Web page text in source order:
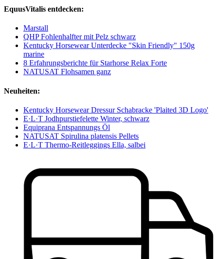
EquusVitalis entdecken:
Marstall
QHP Fohlenhalfter mit Pelz schwarz
Kentucky Horsewear Unterdecke "Skin Friendly" 150g
marine
8 Erfahrungsberichte für Starhorse Relax Forte
NATUSAT Flohsamen ganz
Neuheiten:
Kentucky Horsewear Dressur Schabracke 'Plaited 3D Logo'
E·L·T Jodhpurstiefelette Winter, schwarz
Equiprana Entspannungs Öl
NATUSAT Spirulina platensis Pellets
E·L·T Thermo-Reitleggings Ella, salbei